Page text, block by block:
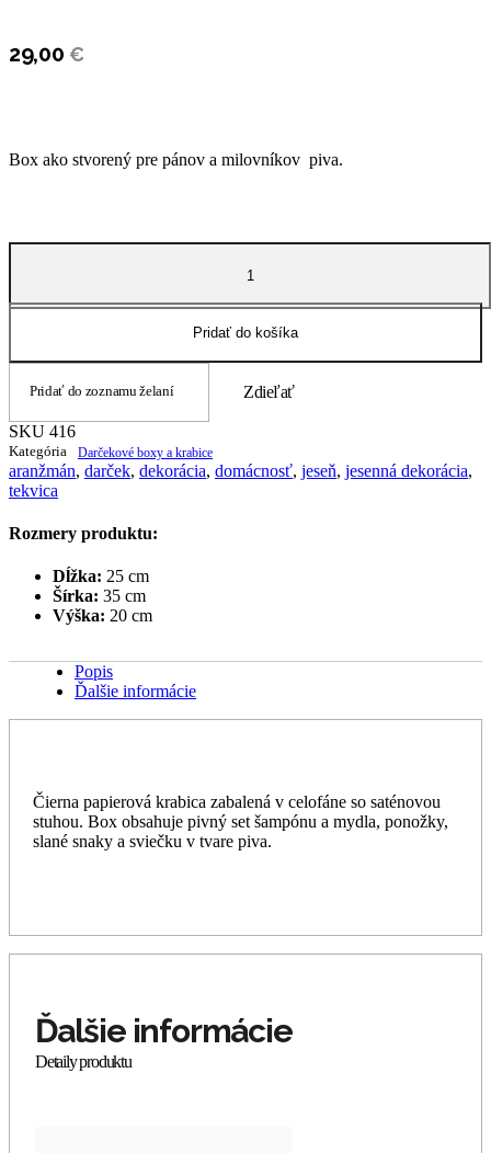
29,00 €
Box ako stvorený pre pánov a milovníkov piva.
množstvo
416
Pridať do košíka
Pridať do zoznamu želaní Zdieľať
SKU 416
Kategória Darčekové boxy a krabice
aranžmán, darček, dekorácia, domácnosť, jeseň, jesenná dekorácia,
tekvica
Rozmery produktu:
Dĺžka: 25 cm
Šírka: 35 cm
Výška: 20 cm
Popis
Ďalšie informácie
Čierna papierová krabica zabalená v celofáne so saténovou
stuhou. Box obsahuje pivný set šampónu a mydla, ponožky,
slané snaky a sviečku v tvare piva.